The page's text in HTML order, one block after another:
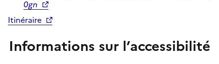
0gn
Itinéraire
Informations sur l’accessibilité